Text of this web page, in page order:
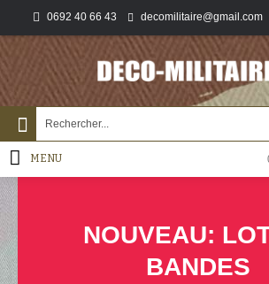
0692 40 66 43 decomilitaire@gmail.com
MENU
NOUVEAU:
BANDES